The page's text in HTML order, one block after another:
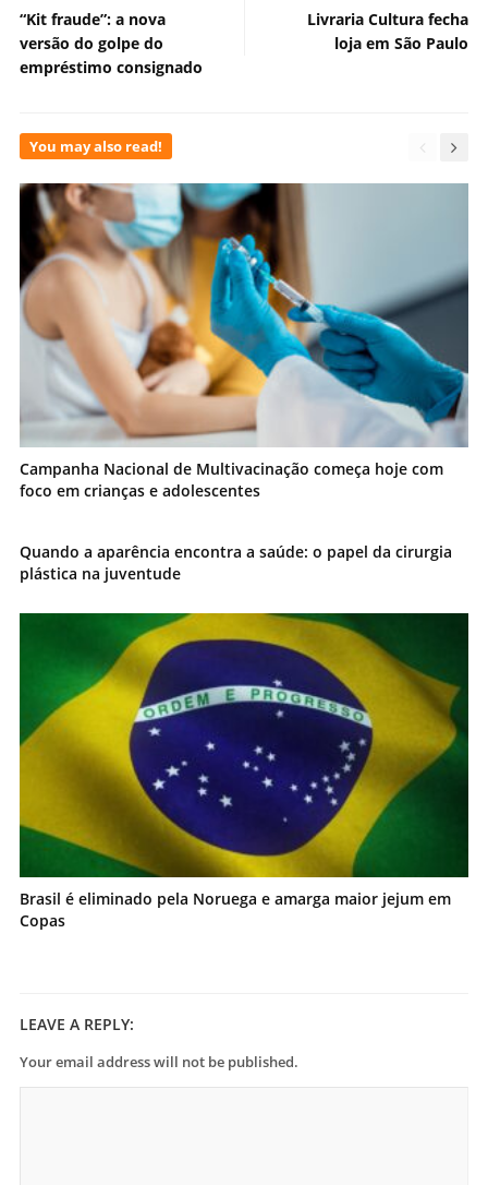
“Kit fraude”: a nova
versão do golpe do
empréstimo consignado
Livraria Cultura fecha
loja em São Paulo
You may also read!
Campanha Nacional de Multivacinação começa hoje com
foco em crianças e adolescentes
Quando a aparência encontra a saúde: o papel da cirurgia
plástica na juventude
Brasil é eliminado pela Noruega e amarga maior jejum em
Copas
LEAVE A REPLY:
Your email address will not be published.